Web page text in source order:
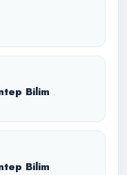
Bilim
Bilim